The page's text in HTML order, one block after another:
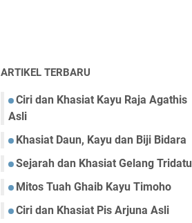
ARTIKEL TERBARU
Ciri dan Khasiat Kayu Raja Agathis
Asli
Khasiat Daun, Kayu dan Biji Bidara
Sejarah dan Khasiat Gelang Tridatu
Mitos Tuah Ghaib Kayu Timoho
Ciri dan Khasiat Pis Arjuna Asli